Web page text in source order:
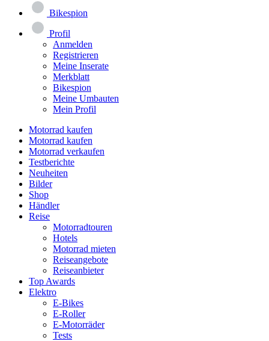
Bikespion
Profil
Anmelden
Registrieren
Meine Inserate
Merkblatt
Bikespion
Meine Umbauten
Mein Profil
Motorrad kaufen
Motorrad kaufen
Motorrad verkaufen
Testberichte
Neuheiten
Bilder
Shop
Händler
Reise
Motorradtouren
Hotels
Motorrad mieten
Reiseangebote
Reiseanbieter
Top Awards
Elektro
E-Bikes
E-Roller
E-Motorräder
Tests